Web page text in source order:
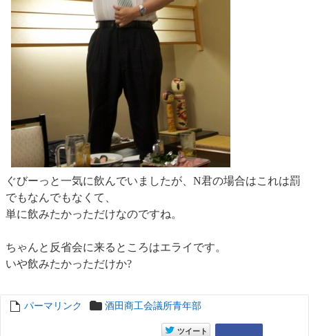
ぐびーっと一気に飲んでいましたが、N君の場合はこれは罰
でもなんでもなくて、
単に飲みたかっただけなのですね。
ちゃんと反省会に来るところはエライです。
いや飲みたかっただけか?
entry6754
パーマリンク 酒田商工会議所青年部
entry6754
ツイート